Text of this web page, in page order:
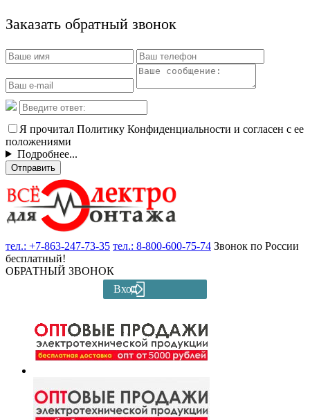
Заказать обратный звонок
Я прочитал Политику Конфиденциальности и согласен с ее
положениями
Подробнее...
Отправить
тел.: +7-863-247-73-35 тел.: 8-800-600-75-74 Звонок по России
бесплатный!
ОБРАТНЫЙ ЗВОНОК
Вход